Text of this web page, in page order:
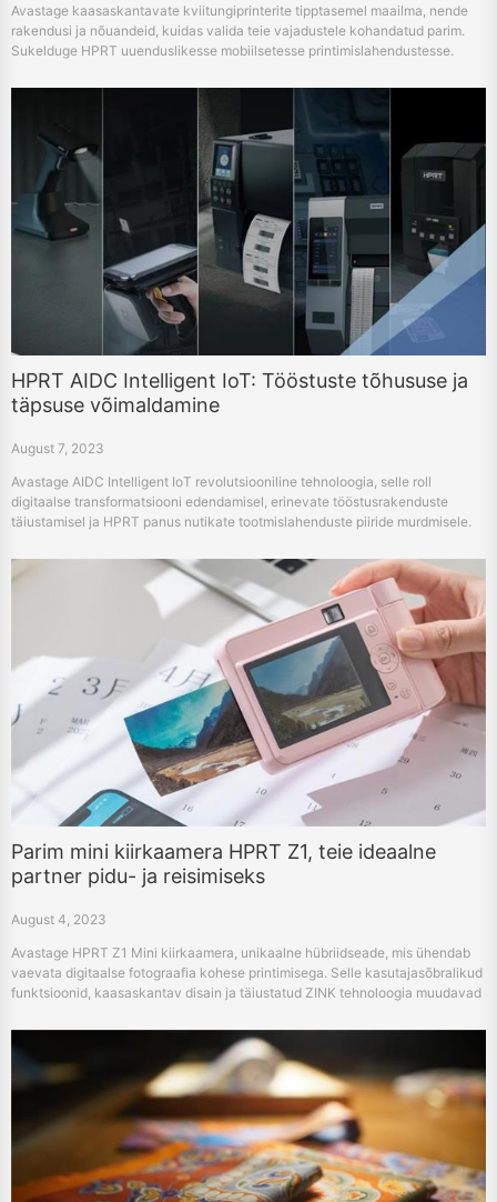
Avastage kaasaskantavate kviitungiprinterite tipptasemel maailma, nende
rakendusi ja nõuandeid, kuidas valida teie vajadustele kohandatud parim.
Sukelduge HPRT uuenduslikesse mobiilsetesse printimislahendustesse.
HPRT AIDC Intelligent IoT: Tööstuste tõhususe ja
täpsuse võimaldamine
August 7, 2023
Avastage AIDC Intelligent IoT revolutsiooniline tehnoloogia, selle roll
digitaalse transformatsiooni edendamisel, erinevate tööstusrakenduste
täiustamisel ja HPRT panus nutikate tootmislahenduste piiride murdmisele.
Parim mini kiirkaamera HPRT Z1, teie ideaalne
partner pidu- ja reisimiseks
August 4, 2023
Avastage HPRT Z1 Mini kiirkaamera, unikaalne hübriidseade, mis ühendab
vaevata digitaalse fotograafia kohese printimisega. Selle kasutajasõbralikud
funktsioonid, kaasaskantav disain ja täiustatud ZINK tehnoloogia muudavad
printimiseks ja jagamiseks.